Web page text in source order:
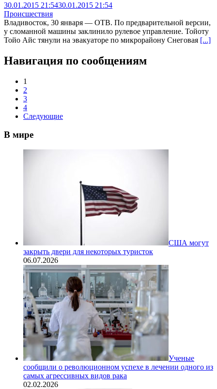
30.01.2015 21:5430.01.2015 21:54
Происшествия
Владивосток, 30 января — ОТВ. По предварительной версии,
у сломанной машины заклинило рулевое управление. Тойоту
Тойо Айс тянули на эвакуаторе по микрорайону Снеговая [...]
Навигация по сообщениям
1
2
3
4
Следующие
В мире
США могут
закрыть двери для некоторых туристок
06.07.2026
Ученые
сообщили о революционном успехе в лечении одного из
самых агрессивных видов рака
02.02.2026